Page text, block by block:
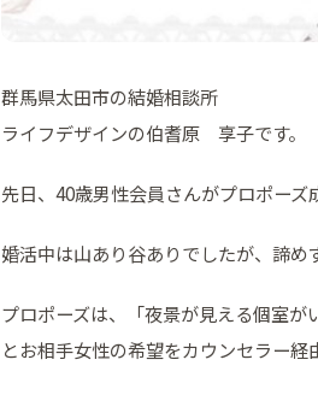
群馬県太田市の結婚相談所
ライフデザインの伯耆原 享子です。
先日、40歳男性会員さんがプロポーズ
婚活中は山あり谷ありでしたが、諦め
プロポーズは、「夜景が見える個室が
とお相手女性の希望をカウンセラー